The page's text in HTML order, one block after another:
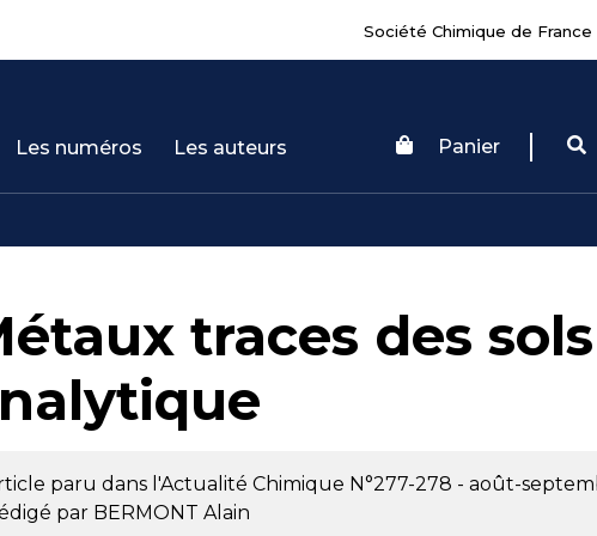
Société Chimique de France
Les numéros Les auteurs Panier
traces des
paru dans l'Actualité Chimique N°277-278 - août-
par BERMONT Alain